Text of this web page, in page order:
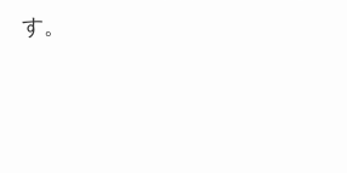
す。